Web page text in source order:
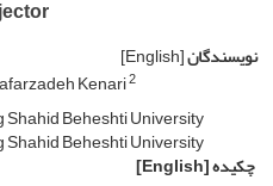
نویسندگان[English]
Kenari2
B‌e‌h‌e‌s‌h‌t‌i U‌n‌i‌v‌e‌r‌s‌i‌t‌y
B‌e‌h‌e‌s‌h‌t‌i U‌n‌i‌v‌e‌r‌s‌i‌t‌y
چکیده[English]